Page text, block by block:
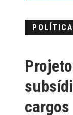
POLÍTICA